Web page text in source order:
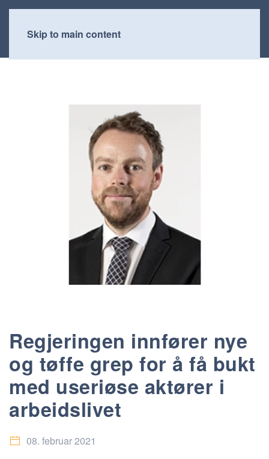
Skip to main content
Regjeringen innfører nye
og tøffe grep for å få bukt
med useriøse aktører i
arbeidslivet
08. februar 2021